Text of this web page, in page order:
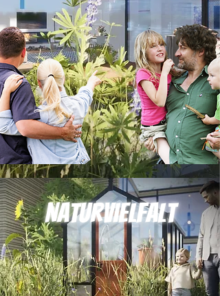
Naturvielfalt